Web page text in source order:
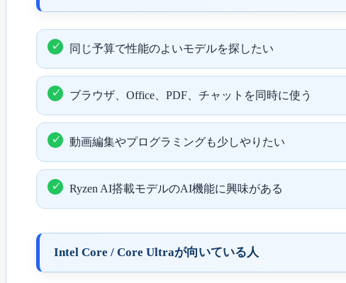
同じ予算で性能のよいモデルを探したい
ブラウザ、Office、PDF、チャットを同時に使う
動画編集やプログラミングも少しやりたい
Ryzen AI搭載モデルのAI機能に興味がある
Intel Core / Core Ultraが向いている人